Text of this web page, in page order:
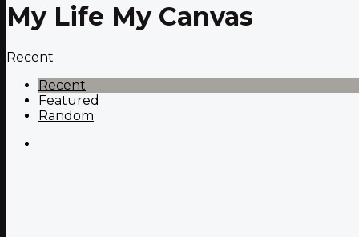
My Life My Canvas
Recent
Recent
Featured
Random